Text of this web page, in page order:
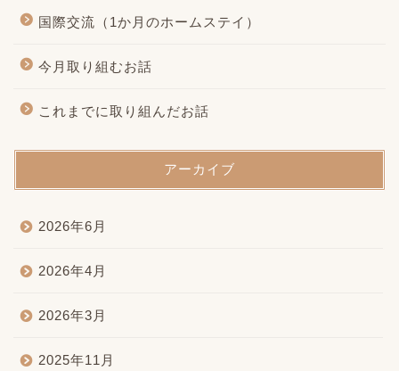
国際交流（1か月のホームステイ）
今月取り組むお話
これまでに取り組んだお話
アーカイブ
2026年6月
2026年4月
2026年3月
2025年11月